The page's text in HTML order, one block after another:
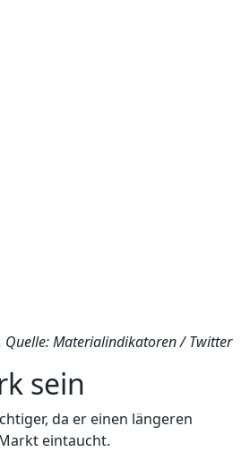
Materialindikatoren / Twitter
sein
da er einen längeren
eintaucht.